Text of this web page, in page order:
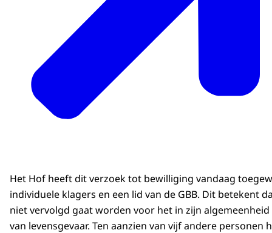
Het Hof heeft dit verzoek tot bewilliging vandaag
individuele klagers en een lid van de GBB. Dit betekent
niet vervolgd gaat worden voor het in zijn
van levensgevaar. Ten aanzien van vijf andere personen